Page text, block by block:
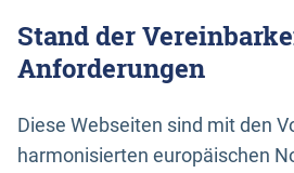
Stand der
Anforderungen
Diese Webseiten sind mit den
harmonisierten europäischen